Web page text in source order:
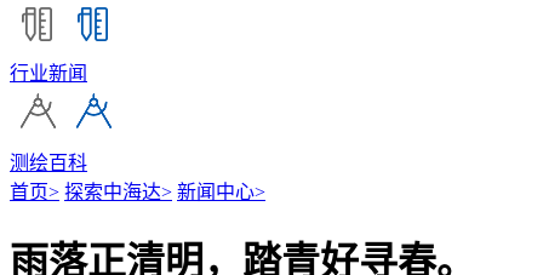
行业新闻
测绘百科
首页> 探索中海达> 新闻中心>
雨落正清明，踏青好寻春。